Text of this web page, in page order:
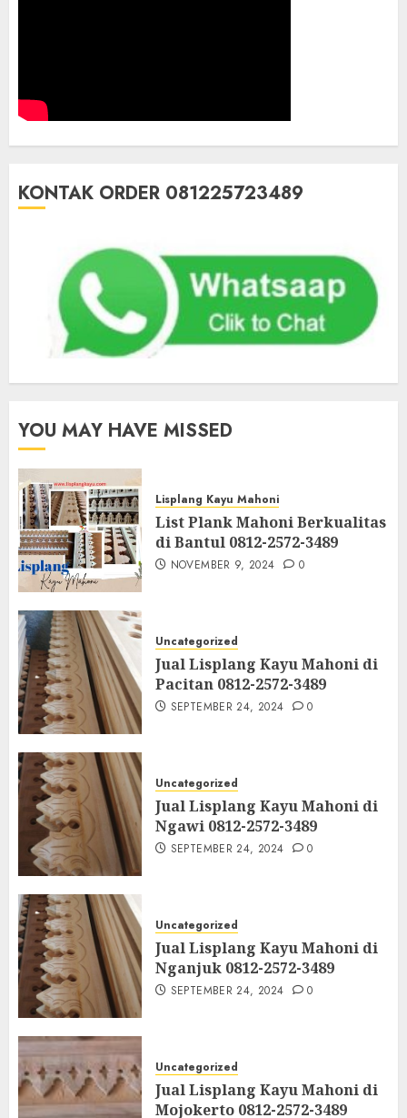
KONTAK ORDER 081225723489
YOU MAY HAVE MISSED
Lisplang Kayu Mahoni
List Plank Mahoni Berkualitas
di Bantul 0812-2572-3489
NOVEMBER 9, 2024 0
Uncategorized
Jual Lisplang Kayu Mahoni di
Pacitan 0812-2572-3489
SEPTEMBER 24, 2024 0
Uncategorized
Jual Lisplang Kayu Mahoni di
Ngawi 0812-2572-3489
SEPTEMBER 24, 2024 0
Uncategorized
Jual Lisplang Kayu Mahoni di
Nganjuk 0812-2572-3489
SEPTEMBER 24, 2024 0
Uncategorized
Jual Lisplang Kayu Mahoni di
Mojokerto 0812-2572-3489